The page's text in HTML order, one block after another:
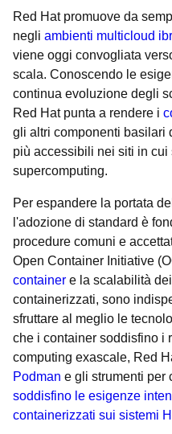
Red Hat promuove da
negli ambienti multicloud
viene oggi convogliata
scala. Conoscendo le
continua evoluzione degli
Red Hat punta a rendere i
gli altri componenti basilari
più accessibili nei siti in cui
supercomputing.
Per espandere la portata
l'adozione di standard è
procedure comuni e
Open Container Initiative
container e la scalabilità
containerizzati, sono
sfruttare al meglio le
che i container soddisfino i
computing exascale, Red
Podman e gli strumenti per
soddisfino le esigenze
containerizzati sui sistemi